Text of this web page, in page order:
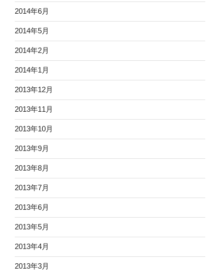
2014年6月
2014年5月
2014年2月
2014年1月
2013年12月
2013年11月
2013年10月
2013年9月
2013年8月
2013年7月
2013年6月
2013年5月
2013年4月
2013年3月